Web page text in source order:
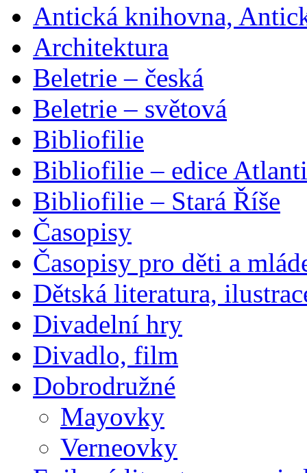
Antická knihovna,
Architektura
Beletrie – česká
Beletrie – světová
Bibliofilie
Bibliofilie – edice
Bibliofilie – Stará Říše
Časopisy
Časopisy pro děti a
Dětská literatura,
Divadelní hry
Divadlo, film
Dobrodružné
Mayovky
Verneovky